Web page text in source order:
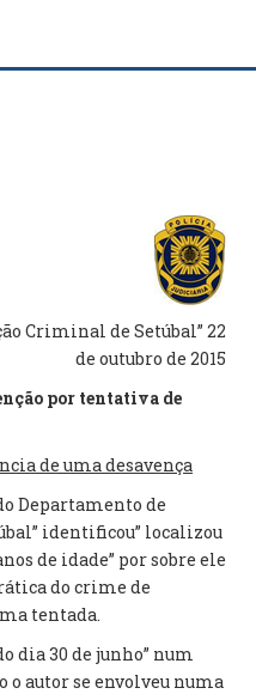
Criminal de Setúbal” 22
de outubro de 2015
por tentativa de
de uma desavença
Departamento de
identificou” localizou
de idade” por sobre ele
do crime de
tentada.
dia 30 de junho” num
o autor se envolveu numa